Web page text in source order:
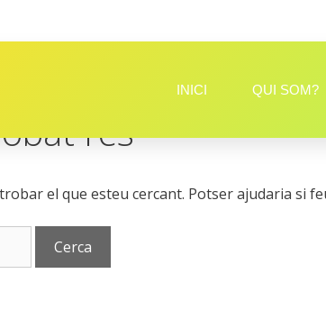
INICI QUI SOM?
res
el que esteu cercant. Potser ajudaria si